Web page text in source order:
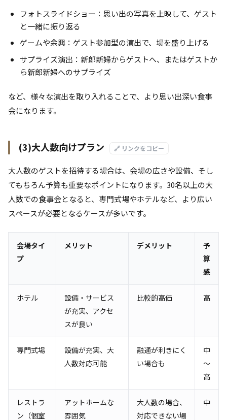
フォトスライドショー：思い出の写真を上映して、ゲスト
と一緒に振り返る
ゲームや余興：ゲスト参加型の演出で、場を盛り上げる
サプライズ演出：新郎新婦からゲストへ、またはゲストか
ら新郎新婦へのサプライズ
など、様々な演出を取り入れることで、より思い出深い食事
会になります。
(3)大人数向けプラン 🔗 リンクをコピー
大人数のゲストを招待する場合は、会場の広さや設備、そし
てもちろん予算も重要なポイントになります。30名以上の大
人数での食事会となると、専門式場やホテルなど、より広い
スペースが必要となるケースが多いです。
会場タイ
プ
メリット デメリット
予
算
感
ホテル
設備・サービス
が充実、アクセ
スが良い
比較的高価 高
専門式場
設備が充実、大
人数対応可能
融通が利きにく
い場合も
中
～
高
レストラ
ン（個室
アットホームな
雰囲気
大人数の場合、
対応できない場
中